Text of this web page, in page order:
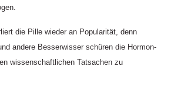
die Pille wieder an Popularität, denn
andere Besserwisser schüren die Hormon-
wissenschaftlichen Tatsachen zu